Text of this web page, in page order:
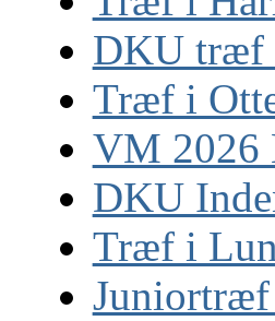
DKU træf
Træf i
VM 2026
DKU
Træf i
Juniortræf